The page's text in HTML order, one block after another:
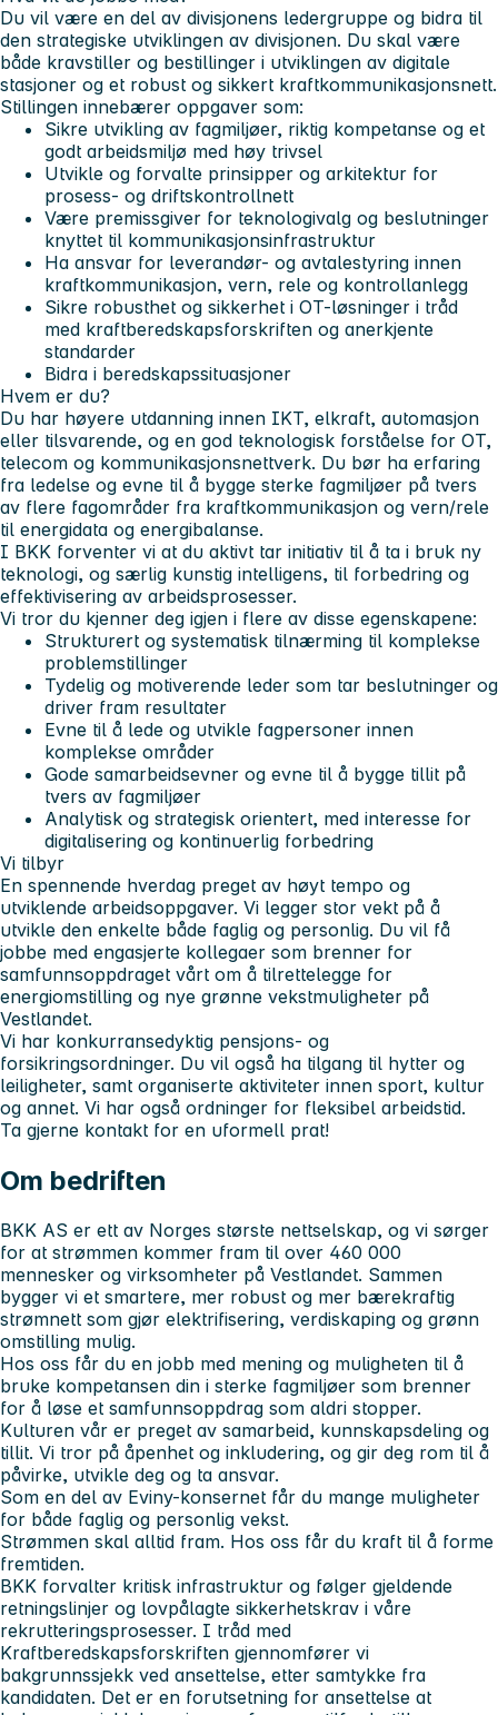
Du vil være en del av divisjonens ledergruppe og bidra til
den strategiske utviklingen av divisjonen. Du skal være
både kravstiller og bestillinger i utviklingen av digitale
stasjoner og et robust og sikkert kraftkommunikasjonsnett.
Stillingen innebærer oppgaver som:
Sikre utvikling av fagmiljøer, riktig kompetanse og et
godt arbeidsmiljø med høy trivsel
Utvikle og forvalte prinsipper og arkitektur for
prosess- og driftskontrollnett
Være premissgiver for teknologivalg og beslutninger
knyttet til kommunikasjonsinfrastruktur
Ha ansvar for leverandør- og avtalestyring innen
kraftkommunikasjon, vern, rele og kontrollanlegg
Sikre robusthet og sikkerhet i OT-løsninger i tråd
med kraftberedskapsforskriften og anerkjente
standarder
Bidra i beredskapssituasjoner
Hvem er du?
Du har høyere utdanning innen IKT, elkraft, automasjon
eller tilsvarende, og en god teknologisk forståelse for OT,
telecom og kommunikasjonsnettverk. Du bør ha erfaring
fra ledelse og evne til å bygge sterke fagmiljøer på tvers
av flere fagområder fra kraftkommunikasjon og vern/rele
til energidata og energibalanse.
I BKK forventer vi at du aktivt tar initiativ til å ta i bruk ny
teknologi, og særlig kunstig intelligens, til forbedring og
effektivisering av arbeidsprosesser.
Vi tror du kjenner deg igjen i flere av disse egenskapene:
Strukturert og systematisk tilnærming til komplekse
problemstillinger
Tydelig og motiverende leder som tar beslutninger og
driver fram resultater
Evne til å lede og utvikle fagpersoner innen
komplekse områder
Gode samarbeidsevner og evne til å bygge tillit på
tvers av fagmiljøer
Analytisk og strategisk orientert, med interesse for
digitalisering og kontinuerlig forbedring
Vi tilbyr
En spennende hverdag preget av høyt tempo og
utviklende arbeidsoppgaver. Vi legger stor vekt på å
utvikle den enkelte både faglig og personlig. Du vil få
jobbe med engasjerte kollegaer som brenner for
samfunnsoppdraget vårt om å tilrettelegge for
energiomstilling og nye grønne vekstmuligheter på
Vestlandet.
Vi har konkurransedyktig pensjons- og
forsikringsordninger. Du vil også ha tilgang til hytter og
leiligheter, samt organiserte aktiviteter innen sport, kultur
og annet. Vi har også ordninger for fleksibel arbeidstid.
Ta gjerne kontakt for en uformell prat!
Om bedriften
BKK AS er ett av Norges største nettselskap, og vi sørger
for at strømmen kommer fram til over 460 000
mennesker og virksomheter på Vestlandet. Sammen
bygger vi et smartere, mer robust og mer bærekraftig
strømnett som gjør elektrifisering, verdiskaping og grønn
omstilling mulig.
Hos oss får du en jobb med mening og muligheten til å
bruke kompetansen din i sterke fagmiljøer som brenner
for å løse et samfunnsoppdrag som aldri stopper.
Kulturen vår er preget av samarbeid, kunnskapsdeling og
tillit. Vi tror på åpenhet og inkludering, og gir deg rom til å
påvirke, utvikle deg og ta ansvar.
Som en del av Eviny-konsernet får du mange muligheter
for både faglig og personlig vekst.
Strømmen skal alltid fram. Hos oss får du kraft til å forme
fremtiden.
BKK forvalter kritisk infrastruktur og følger gjeldende
retningslinjer og lovpålagte sikkerhetskrav i våre
rekrutteringsprosesser. I tråd med
Kraftberedskapsforskriften gjennomfører vi
bakgrunnssjekk ved ansettelse, etter samtykke fra
kandidaten. Det er en forutsetning for ansettelse at